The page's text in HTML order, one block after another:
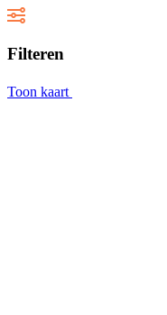
Filteren
Toon kaart